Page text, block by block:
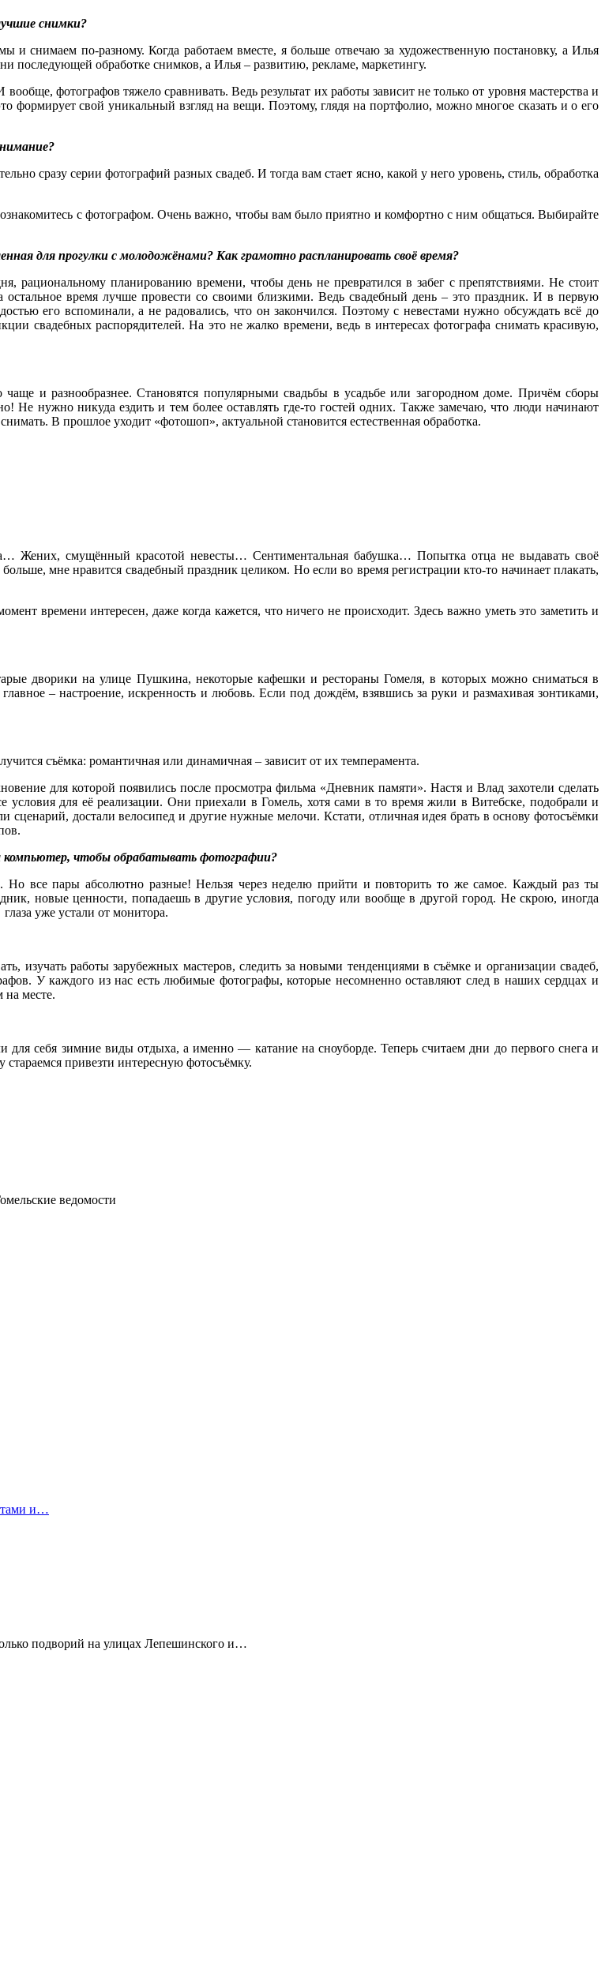
снимки?
снимаем по-разному. Когда работаем вместе, я больше отвечаю за художественную постановку, а Илья
обработке снимков, а Илья – развитию, рекламе, маркетингу.
фотографов тяжело сравнивать. Ведь результат их работы зависит не только от уровня мастерства и
формирует свой уникальный взгляд на вещи. Поэтому, глядя на портфолио, можно многое сказать и о его
сразу серии фотографий разных свадеб. И тогда вам стает ясно, какой у него уровень, стиль, обработка
с фотографом. Очень важно, чтобы вам было приятно и комфортно с ним общаться. Выбирайте
для прогулки с молодожёнами? Как грамотно распланировать своё время?
рациональному планированию времени, чтобы день не превратился в забег с препятствиями. Не стоит
остальное время лучше провести со своими близкими. Ведь свадебный день – это праздник. И в первую
его вспоминали, а не радовались, что он закончился. Поэтому с невестами нужно обсуждать всё до
свадебных распорядителей. На это не жалко времени, ведь в интересах фотографа снимать красивую,
и разнообразнее. Становятся популярными свадьбы в усадьбе или загородном доме. Причём сборы
нужно никуда ездить и тем более оставлять где-то гостей одних. Также замечаю, что люди начинают
В прошлое уходит «фотошоп», актуальной становится естественная обработка.
Жених, смущённый красотой невесты… Сентиментальная бабушка… Попытка отца не выдавать своё
мне нравится свадебный праздник целиком. Но если во время регистрации кто-то начинает плакать,
времени интересен, даже когда кажется, что ничего не происходит. Здесь важно уметь это заметить и
дворики на улице Пушкина, некоторые кафешки и рестораны Гомеля, в которых можно сниматься в
– настроение, искренность и любовь. Если под дождём, взявшись за руки и размахивая зонтиками,
съёмка: романтичная или динамичная – зависит от их темперамента.
для которой появились после просмотра фильма «Дневник памяти». Настя и Влад захотели сделать
для её реализации. Они приехали в Гомель, хотя сами в то время жили в Витебске, подобрали и
достали велосипед и другие нужные мелочи. Кстати, отличная идея брать в основу фотосъёмки
компьютер, чтобы обрабатывать фотографии?
Но все пары абсолютно разные! Нельзя через неделю прийти и повторить то же самое. Каждый раз ты
новые ценности, попадаешь в другие условия, погоду или вообще в другой город. Не скрою, иногда
глаза уже устали от монитора.
изучать работы зарубежных мастеров, следить за новыми тенденциями в съёмке и организации свадеб,
У каждого из нас есть любимые фотографы, которые несомненно оставляют след в наших сердцах и
на месте.
себя зимние виды отдыха, а именно — катание на сноуборде. Теперь считаем дни до первого снега и
стараемся привезти интересную фотосъёмку.
ведомости
и…
подворий на улицах Лепешинского и…